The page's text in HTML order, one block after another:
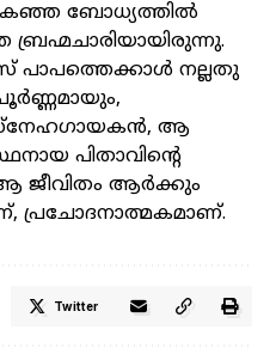
ബോധ്യത്തിൽ
ബ്രഹ്മചാരിയായിരുന്നു.
പാപത്തെക്കാൾ നല്ലതു
ആ
പിതാവിന്റെ
ജീവിതം ആർക്കും
പ്രചോദനാത്മകമാണ്.
Twitter